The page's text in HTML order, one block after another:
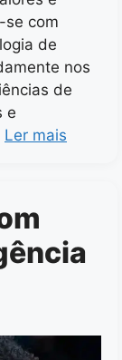
se com
de
nos
de
e
Ler mais